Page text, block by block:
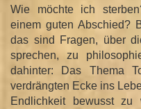
Wie möchte ich
einem guten Abschied?
das sind Fragen, über
sprechen, zu
dahinter: Das Thema
verdrängten Ecke ins
Endlichkeit bewusst